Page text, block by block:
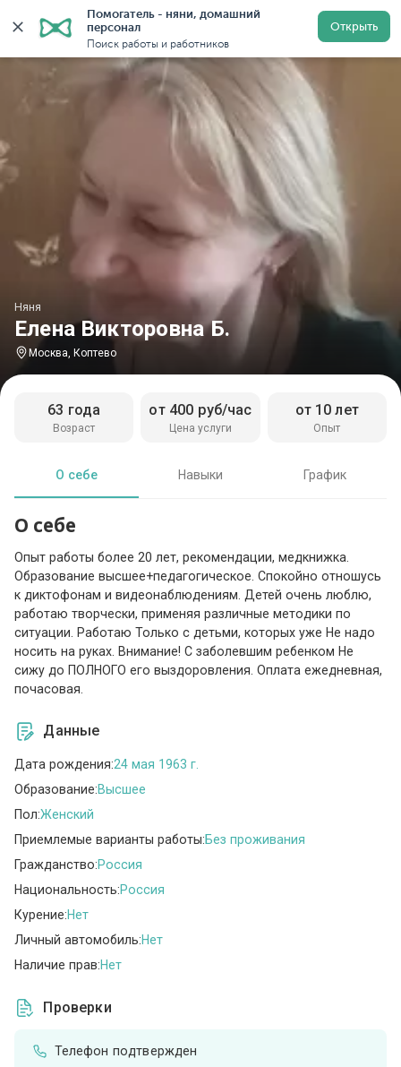
Помогатель - няни, домашний
персонал
Поиск работы и работников
Открыть
Главная Няни Няни в Москве Няни у метро
Елена Викторовна Б.
Няня
Москва, Коптево
Возраст
63 года
Цена услуги
от 400 руб/час
Опыт
от 10 лет
О себе Навыки График
О себе
Опыт работы более 20 лет, рекомендации, медкнижка.
Образование высшее+педагогическое. Спокойно отношусь
к диктофонам и видеонаблюдениям. Детей очень люблю,
работаю творчески, применяя различные методики по
ситуации. Работаю Только с детьми, которых уже Не надо
носить на руках. Внимание! С заболевшим ребенком Не
сижу до ПОЛНОГО его выздоровления. Оплата ежедневная,
почасовая.
Данные
Дата рождения:24 мая 1963 г.
Образование:Высшее
Пол:Женский
Приемлемые варианты работы:Без проживания
Гражданство:Россия
Национальность:Россия
Курение:Нет
Личный автомобиль:Нет
Наличие прав:Нет
Проверки
Телефон подтвержден